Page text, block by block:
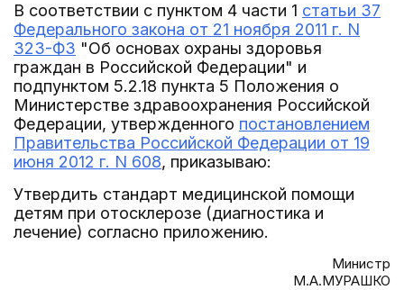
В соответствии с пунктом 4 части 1 статьи 37
Федерального закона от 21 ноября 2011 г. N
323-ФЗ "Об основах охраны здоровья
граждан в Российской Федерации" и
подпунктом 5.2.18 пункта 5 Положения о
Министерстве здравоохранения Российской
Федерации, утвержденного постановлением
Правительства Российской Федерации от 19
июня 2012 г. N 608, приказываю:
Утвердить стандарт медицинской помощи
детям при отосклерозе (диагностика и
лечение) согласно приложению.
Министр
М.А.МУРАШКО